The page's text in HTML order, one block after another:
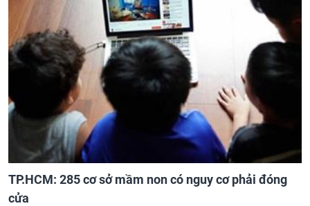
TP.HCM: 285 cơ sở mầm non có nguy cơ phải đóng
cửa